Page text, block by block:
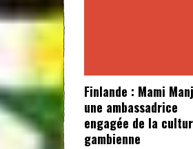
Finlande : Mami
une ambassadrice
engagée de la
gambienne